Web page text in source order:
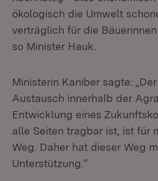
ökologisch die Umwelt
verträglich für die Bäuerinnen
so Minister Hauk.
Ministerin Kaniber sagte:
Austausch innerhalb der
Entwicklung eines
alle Seiten tragbar ist, ist für
Weg. Daher hat dieser Weg
Unterstützung.“